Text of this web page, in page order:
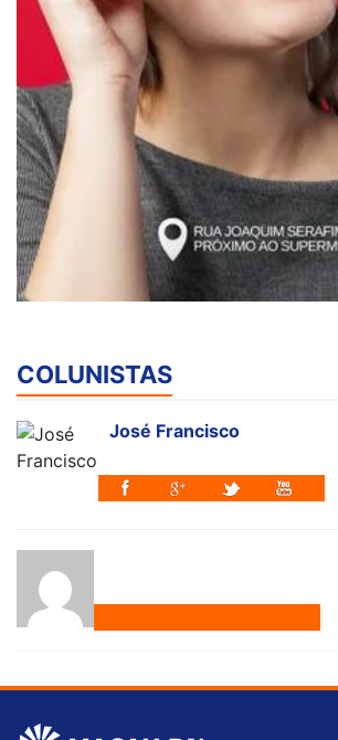
COLUNISTAS
José Francisco